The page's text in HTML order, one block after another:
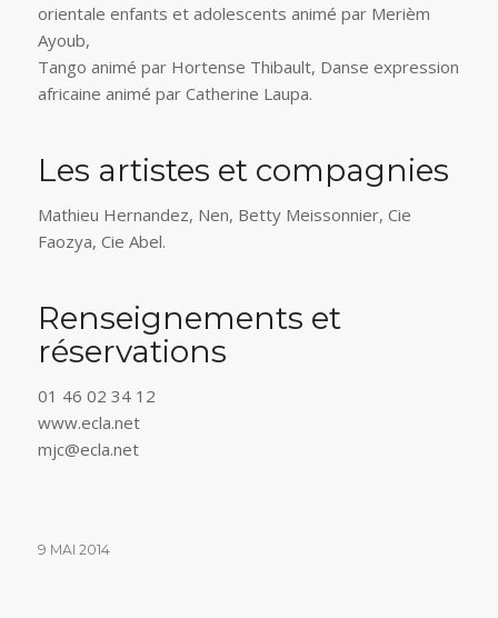
orientale enfants et adolescents animé par Merièm
Ayoub,
Tango animé par Hortense Thibault, Danse expression
africaine animé par Catherine Laupa.
Les artistes et compagnies
Mathieu Hernandez, Nen, Betty Meissonnier, Cie
Faozya, Cie Abel.
Renseignements et
réservations
01 46 02 34 12
www.ecla.net
mjc@ecla.net
9 MAI 2014